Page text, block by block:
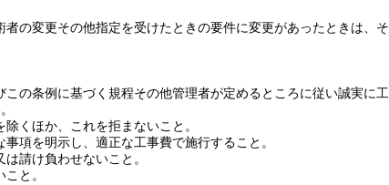
の変更その他指定を受けたときの要件に変更があったときは、
の条例に基づく規程その他管理者が定めるところに従い誠実に
くほか、これを拒まないこと。
項を明示し、適正な工事費で施行すること。
請け負わせないこと。
と。